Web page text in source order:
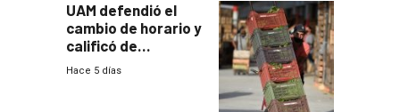
UAM defendió el
cambio de horario y
calificó de
“desproporcionado”
Hace 5 días